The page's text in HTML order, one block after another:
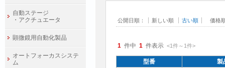
公開日順： 新しい順 古い順 価格
1 件中 1 件表示 <1件～ 1件>
型番 製
自動ステージ
・アクチュエータ
顕微鏡用自動化製品
オートフォーカスシステ
ム